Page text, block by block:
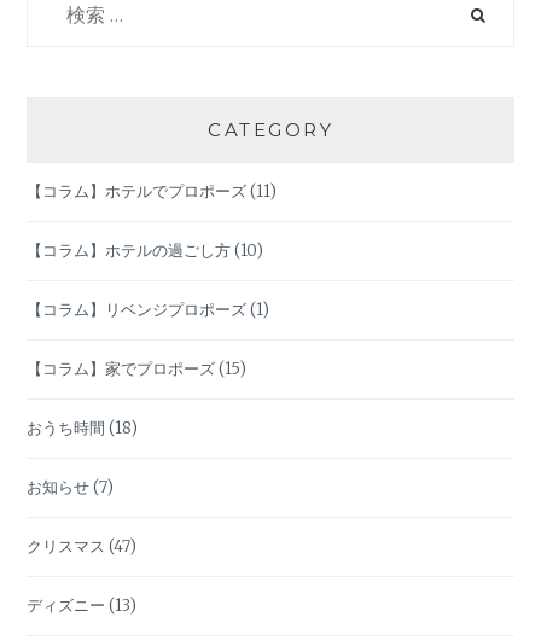
CATEGORY
【コラム】ホテルでプロポーズ(11)
【コラム】ホテルの過ごし方(10)
【コラム】リベンジプロポーズ(1)
【コラム】家でプロポーズ(15)
おうち時間 (18)
お知らせ(7)
クリスマス (47)
ディズニー (13)